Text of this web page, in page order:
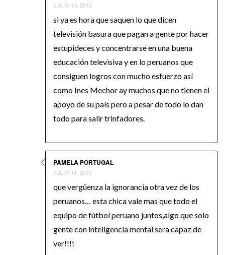
JULIO 13, 2015
si ya es hora que saquen lo que dicen
televisión basura que pagan a gente por hacer
estupideces y concentrarse en una buena
educación televisiva y en lo peruanos que
consiguen logros con mucho esfuerzo así
como Ines Mechor ay muchos que no tienen el
apoyo de su país pero a pesar de todo lo dan
todo para salir trinfadores.
PAMELA PORTUGAL
JULIO 14, 2015
que vergüenza la ignorancia otra vez de los
peruanos… esta chica vale mas que todo el
equipo de fútbol peruano juntos,algo que solo
gente con inteligencia mental sera capaz de
ver!!!!